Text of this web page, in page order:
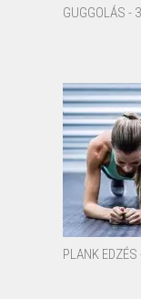
GUGGOLÁS -
PLANK